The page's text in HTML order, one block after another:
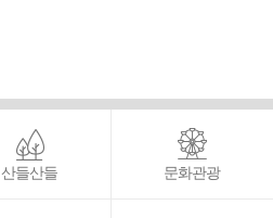
산들산들 문화관광